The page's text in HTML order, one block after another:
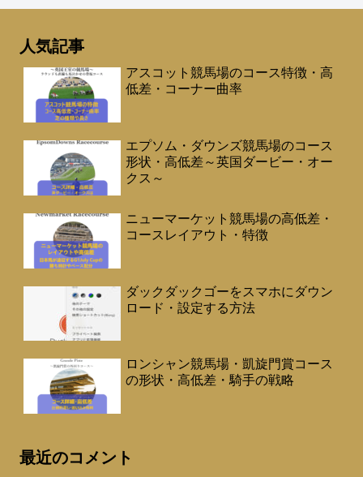
人気記事
アスコット競馬場のコース特徴・高
低差・コーナー曲率
エプソム・ダウンズ競馬場のコース
形状・高低差～英国ダービー・オー
クス～
ニューマーケット競馬場の高低差・
コースレイアウト・特徴
ダックダックゴーをスマホにダウン
ロード・設定する方法
ロンシャン競馬場・凱旋門賞コース
の形状・高低差・騎手の戦略
最近のコメント